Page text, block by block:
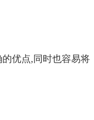
优点,同时也容易将